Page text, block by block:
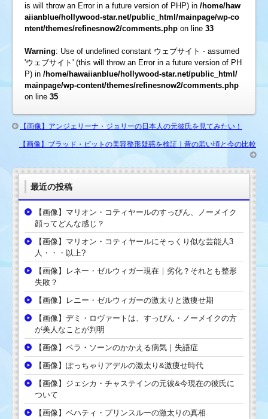
is will throw an Error in a future version of PHP) in /home/haw
aiianblue/hollywood-star.net/public_html/mainpage/wp-co
ntent/themes/refinesnow2/comments.php on line 33
Warning: Use of undefined constant ウェブサイト - assumed
'ウェブサイト' (this will throw an Error in a future version of PH
P) in /home/hawaiianblue/hollywood-star.net/public_html/
mainpage/wp-content/themes/refinesnow2/comments.php
on line 35
【画像】アンジェリーナ・ジョリーの日本人の元彼氏を見てみたい！
【画像】ブラッド・ピットの美容整形疑惑を検証｜昔の若い頃と今の比較
最近の投稿
【画像】マリオン・コティヤールのすっぴん、ノーメイク
顔ってどんな感じ？
【画像】マリオン・コティヤールにそっくり似な芸能人3
人・・・以上?
【画像】レネー・ゼルウィガー現在｜劣化？それとも整形
失敗？
【画像】レニー・ゼルウィガーの激太りと激痩せ期
【画像】デミ・ロヴァートは、すっぴん・ノーメイクの方
が美人なことが判明
【画像】ベラ・ソーンのかかえる病気｜失語症
【画像】ぽっちゃりアデルの激太り&激痩せ時代
【画像】ジェシカ・チャステインの元彼&今現在の彼氏に
ついて
【画像】ベハティ・プリンスルーの激太りの真相